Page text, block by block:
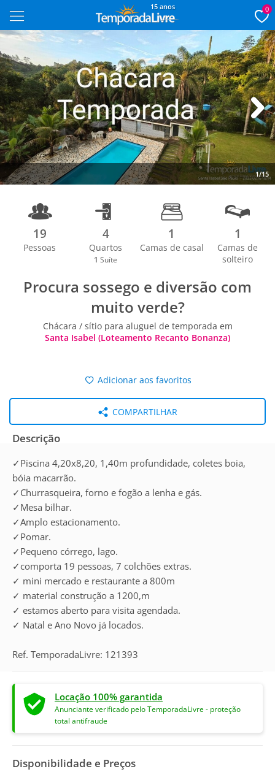
15 anos 0
1/15
Next
19
Pessoas
4
Quartos
1 Suíte
1
Camas de casal
1
Camas de
solteiro
Procura sossego e diversão com
muito verde?
Chácara / sítio para aluguel de temporada em
Santa Isabel (Loteamento Recanto Bonanza)
Adicionar aos favoritos
COMPARTILHAR
Descrição
✓Piscina 4,20x8,20, 1,40m profundidade, coletes boia,
bóia macarrão.
✓Churrasqueira, forno e fogão a lenha e gás.
✓Mesa bilhar.
✓Amplo estacionamento.
✓Pomar.
✓Pequeno córrego, lago.
✓comporta 19 pessoas, 7 colchões extras.
✓ mini mercado e restaurante a 800m
✓ material construção a 1200,m
✓ estamos aberto para visita agendada.
✓ Natal e Ano Novo já locados.
Ref. TemporadaLivre: 121393
Locação 100% garantida
Anunciante verificado pelo TemporadaLivre - proteção
total antifraude
Disponibilidade e Preços